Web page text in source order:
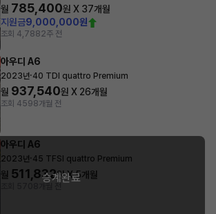
월 785,400원 X 37개월
지원금9,000,000원
조회 4,7882주 전
아우디 A6
2023년·40 TDI quattro Premium
월 937,540원 X 26개월
조회 4598개월 전
아우디 A6
2023년· 45 TFSI quattro Premium
월 511,832원 X5개월
승계완료